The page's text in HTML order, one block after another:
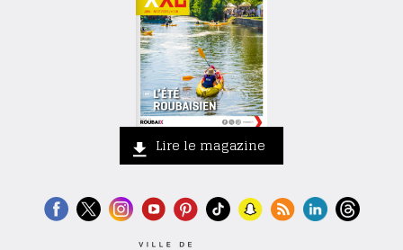
Lire le magazine